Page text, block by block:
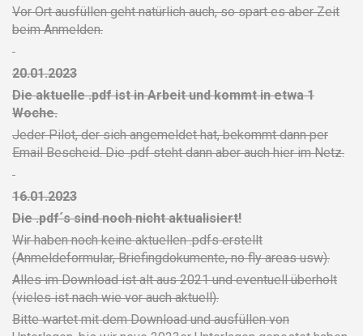
Vor Ort ausfüllen geht natürlich auch, so spart es aber Zeit
beim Anmelden.
20.01.2023
Die aktuelle .pdf ist in Arbeit und kommt in etwa 1
Woche.
Jeder Pilot, der sich angemeldet hat, bekommt dann per
Email Bescheid. Die .pdf steht dann aber auch hier im Netz.
16.01.2023
Die .pdf´s sind noch nicht aktualisiert!
Wir haben noch keine aktuellen .pdfs erstellt
(Anmeldeformular, Briefingdokumente, no fly areas usw).
Alles im Download ist alt aus 2021 und eventuell überholt
(vieles ist nach wie vor auch aktuell).
Bitte wartet mit dem Download und ausfüllen von